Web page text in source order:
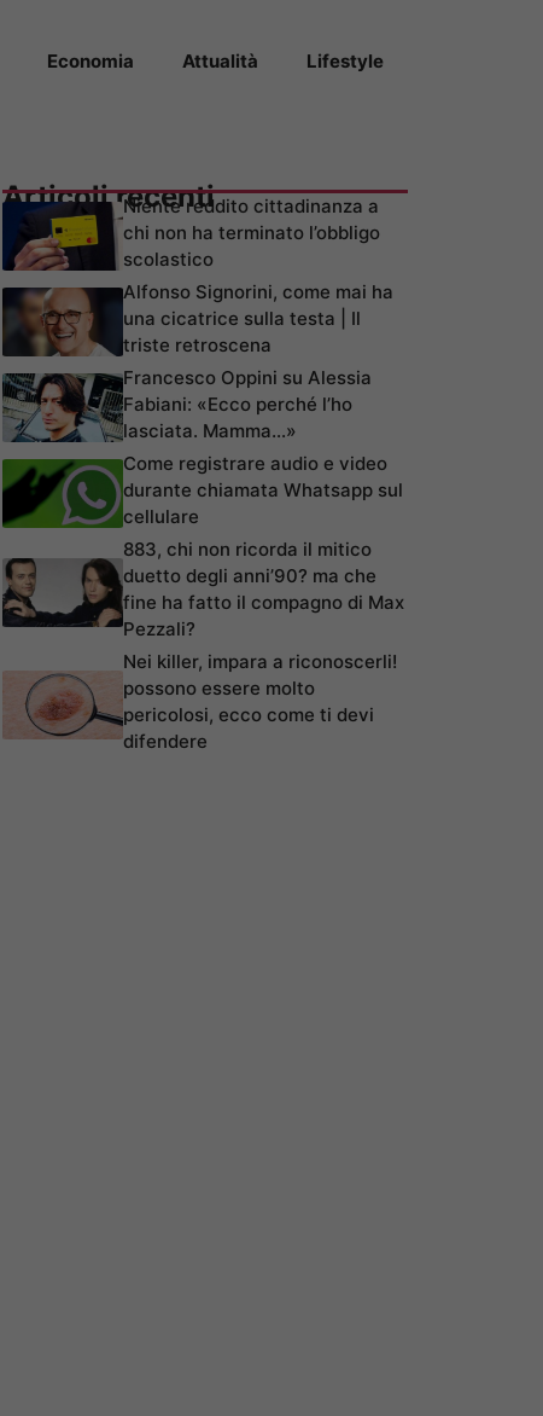
Economia Attualità Lifestyle
Articoli recentiNiente reddito cittadinanza a
chi non ha terminato l’obbligo
scolastico
Alfonso Signorini, come mai ha
una cicatrice sulla testa | Il
triste retroscena
Francesco Oppini su Alessia
Fabiani: «Ecco perché l’ho
lasciata. Mamma…»
Come registrare audio e video
durante chiamata Whatsapp sul
cellulare
883, chi non ricorda il mitico
duetto degli anni’90? ma che
fine ha fatto il compagno di Max
Pezzali?
Nei killer, impara a riconoscerli!
possono essere molto
pericolosi, ecco come ti devi
difendere